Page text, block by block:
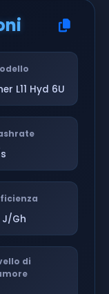
L11 Hyd 6U
J/Gh
di